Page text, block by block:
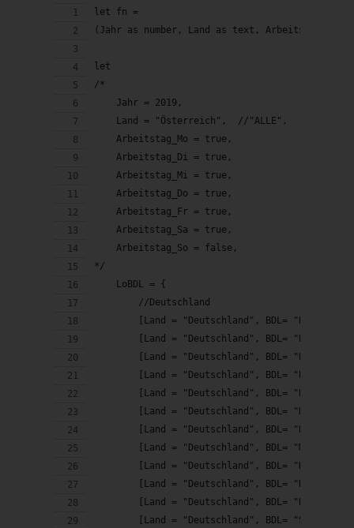
let fn =
(Jahr as number, Land as text,
let
/*
    Jahr = 2019,
    Land = "Österreich",  //"ALLE",
    Arbeitstag_Mo = true,
    Arbeitstag_Di = true,
    Arbeitstag_Mi = true,
    Arbeitstag_Do = true,
    Arbeitstag_Fr = true,
    Arbeitstag_Sa = true,
    Arbeitstag_So = false,
*/
    LoBDL = {
        //Deutschland
[Land = "Deutschland", BDL= "Baden-
        [Land = "Deutschland", BDL= "Bayern"],
        [Land = "Deutschland", BDL= "Berlin"],
[Land = "Deutschland", BDL=
        [Land = "Deutschland", BDL= "Bremen"],
[Land = "Deutschland", BDL=
        [Land = "Deutschland", BDL= "Hessen"],
[Land = "Deutschland", BDL=
[Land = "Deutschland", BDL=
[Land = "Deutschland", BDL=
[Land = "Deutschland", BDL=
[Land = "Deutschland", BDL=